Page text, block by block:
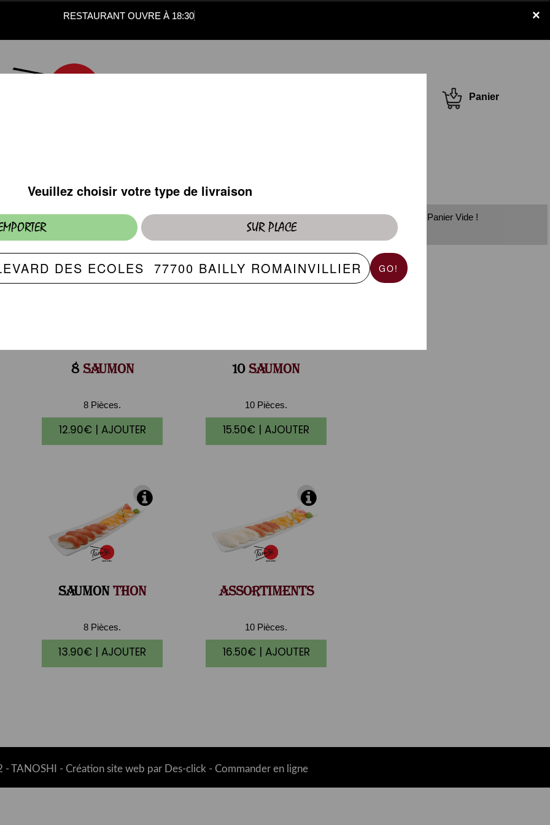
×
RESTAURANT OUVRE À 18:30
Panier
SUSHI
8SAUMON
8 Pièces.
12.90€ | AJOUTER
10SAUMON
10 Pièces.
15.50€ | AJOUTER
SAUMONTHON
8 Pièces.
13.90€ | AJOUTER
ASSORTIMENTS
10 Pièces.
16.50€ | AJOUTER
Panier Vide !
-TANOSHI - Création site web par Des-click - Commander en ligne